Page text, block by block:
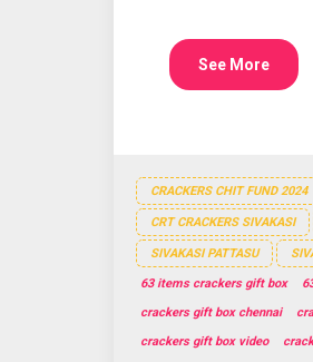
See More
CRACKERS CHIT FUND 2024
CRT CRACKERS SIVAKASI
SIVAKASI PATTASU
63 items crackers gift box
crackers gift box chennai
crackers gift box video